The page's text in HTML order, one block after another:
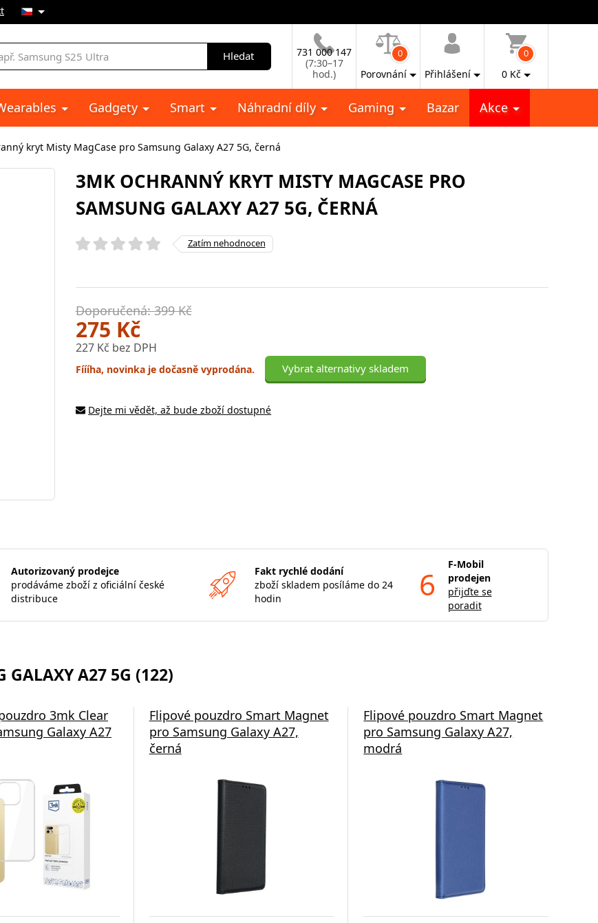
Hledat
731 000 147
(7:30–17
hod.)
0
Porovnání Přihlášení
0
0 Kč
Gadgety Smart Náhradní díly Gaming Bazar Akce
kryt Misty MagCase pro Samsung Galaxy A27 5G, černá
3MK OCHRANNÝ KRYT MISTY MAGCASE PRO
SAMSUNG GALAXY A27 5G, ČERNÁ
Zatím nehodnocen
Doporučená: 399 Kč
275 Kč
227 Kč bez DPH
Fíííha, novinka je dočasně vyprodána. Vybrat alternativy skladem
Dejte mi vědět, až bude zboží dostupné
Autorizovaný prodejce
prodáváme zboží z oficiální české
distribuce
Fakt rychlé dodání
zboží skladem posíláme do 24
hodin
6
F-Mobil
prodejen
přijďte se
poradit
GALAXY A27 5G (122)
3mk Clear
Galaxy A27
Flipové pouzdro Smart Magnet
pro Samsung Galaxy A27,
černá
Flipové pouzdro Smart Magnet
pro Samsung Galaxy A27,
modrá